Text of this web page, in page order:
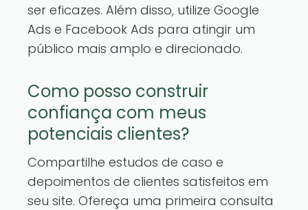
ser eficazes. Além disso, utilize Google
Ads e Facebook Ads para atingir um
público mais amplo e direcionado.
Como posso construir
confiança com meus
potenciais clientes?
Compartilhe estudos de caso e
depoimentos de clientes satisfeitos em
seu site. Ofereça uma primeira consulta